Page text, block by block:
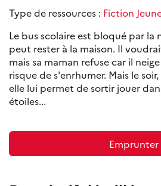
Type de ressources : Fiction
Le bus scolaire est bloqué par la
peut rester à la maison. Il
mais sa maman refuse car il
risque de s'enrhumer. Mais le
elle lui permet de sortir jouer
étoiles...
Emprunter